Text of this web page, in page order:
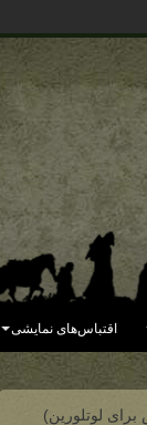
اقتباس‌های نمایشی
لوتلورین)